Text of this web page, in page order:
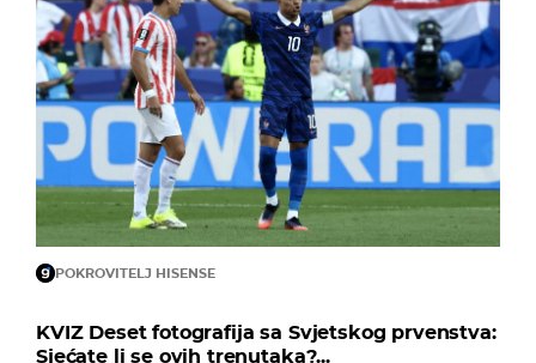
POKROVITELJ HISENSE
KVIZ Deset fotografija sa Svjetskog prvenstva:
Sjećate li se ovih trenutaka?...